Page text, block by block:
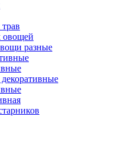
овощей
разные